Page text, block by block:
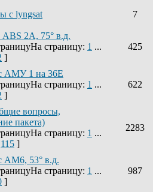
с lyngsat 7
2A, 75° в.д.
На страницу: 1 ...
]
425
АМУ 1 на 36Е
На страницу: 1 ...
]
622
вопросы,
пакета)
На страницу: 1 ...
115 ]
2283
AM6, 53° в.д.
На страницу: 1 ...
]
987